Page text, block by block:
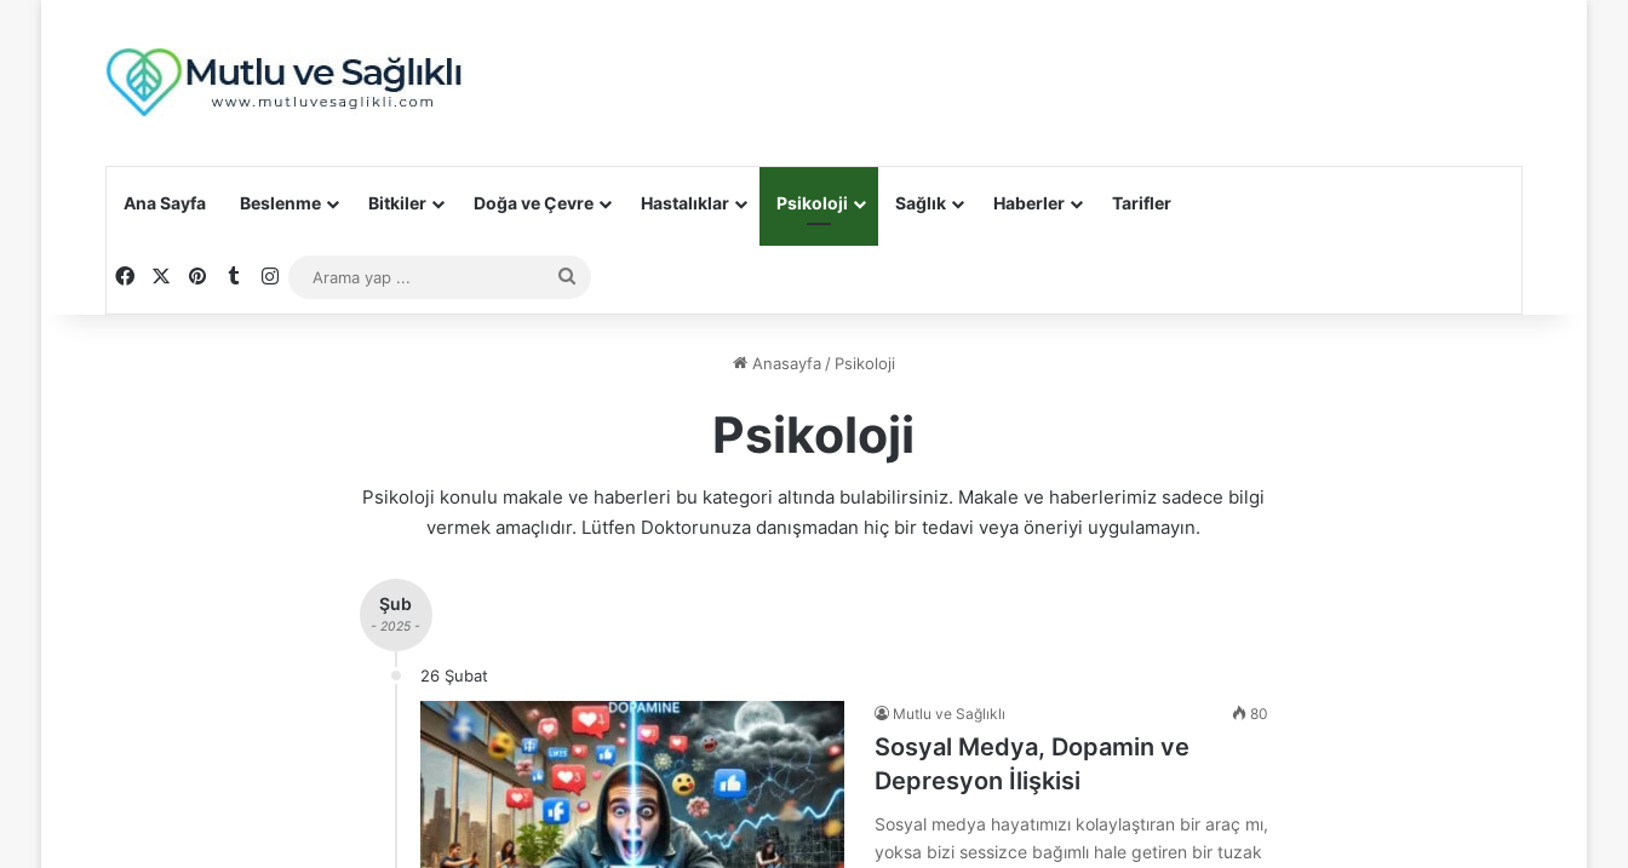
Ana Sayfa Beslenme Bitkiler Doğa ve Çevre Hastalıklar Psikoloji Sağlık Haberler Tarifler
FacebookPinterest
TumblrInstagram
yap
Anasayfa / Psikoloji
Psikoloji
Psikoloji konulu makale ve haberleri bu kategori altında bulabilirsiniz. Makale ve haberlerimiz sadece bilgi
vermek amaçlıdır. Lütfen Doktorunuza danışmadan hiç bir tedavi veya öneriyi uygulamayın.
Şub
- 2025 -
26 Şubat
Mutlu ve Sağlıklı 80
Sosyal Medya, Dopamin ve
Depresyon İlişkisi
Sosyal medya hayatımızı kolaylaştıran bir araç mı,
yoksa bizi sessizce bağımlı hale getiren bir tuzak